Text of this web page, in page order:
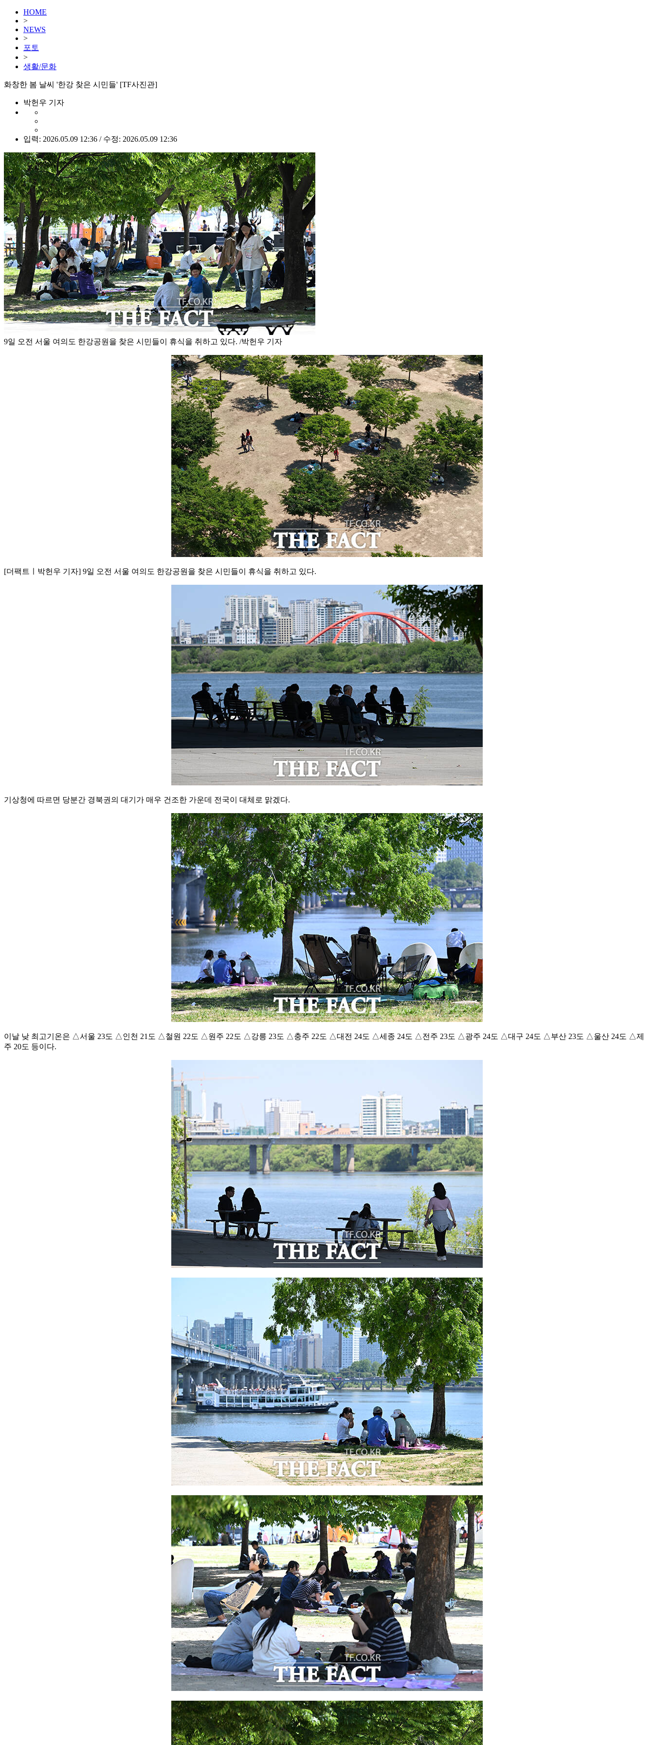
HOME
>
NEWS
>
포토
>
생활/문화
화창한 봄 날씨 '한강 찾은 시민들' [TF사진관]
박헌우 기자
입력: 2026.05.09 12:36 / 수정: 2026.05.09 12:36
9일 오전 서울 여의도 한강공원을 찾은 시민들이 휴식을 취하고 있다. /박헌우 기자
[더팩트ㅣ박헌우 기자] 9일 오전 서울 여의도 한강공원을 찾은 시민들이 휴식을 취하고 있다.
기상청에 따르면 당분간 경북권의 대기가 매우 건조한 가운데 전국이 대체로 맑겠다.
이날 낮 최고기온은 △서울 23도 △인천 21도 △철원 22도 △원주 22도 △강릉 23도 △충주 22도 △대전 24도 △세종 24도 △전주 23도 △광주 24도 △대구 24도 △부산 23도 △울산 24도 △제
주 20도 등이다.